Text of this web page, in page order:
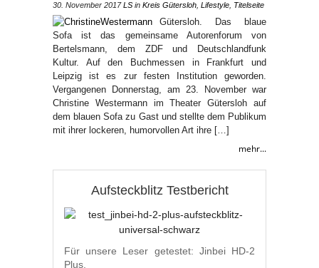
30. November 2017 LS in Kreis Gütersloh Lifestyle Titelseite
Gütersloh. Das blaue
Sofa ist das gemeinsame Autorenforum von
Bertelsmann, dem ZDF und Deutschlandfunk
Kultur. Auf den Buchmessen in Frankfurt und
Leipzig ist es zur festen Institution geworden.
Vergangenen Donnerstag, am 23. November war
Christine Westermann im Theater Gütersloh auf
dem blauen Sofa zu Gast und stellte dem Publikum
mit ihrer lockeren, humorvollen Art ihre […]
mehr...
Aufsteckblitz Testbericht
Für unsere Leser getestet: Jinbei HD-2
Plus.